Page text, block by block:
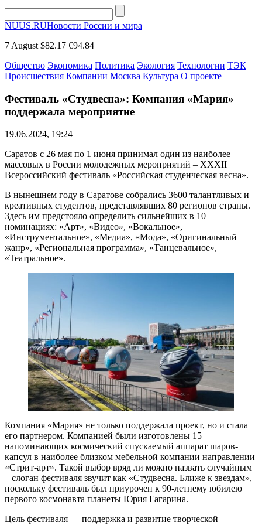
NUUS.RUНовости России и мира
7 August $82.17 €94.84
Общество Экономика Политика Экология Технологии ТЭК
Происшествия Компании Москва Культура О проекте
Фестиваль «Студвесна»: Компания «Мария»
поддержала мероприятие
19.06.2024, 19:24
Саратов с 26 мая по 1 июня принимал один из наиболее
массовых в России молодежных мероприятий – XXXII
Всероссийский фестиваль «Российская студенческая весна».
В нынешнем году в Саратове собрались 3600 талантливых и
креативных студентов, представлявших 80 регионов страны.
Здесь им предстояло определить сильнейших в 10
номинациях: «Арт», «Видео», «Вокальное»,
«Инструментальное», «Медиа», «Мода», «Оригинальный
жанр», «Региональная программа», «Танцевальное»,
«Театральное».
Компания «Мария» не только поддержала проект, но и стала
его партнером. Компанией были изготовлены 15
напоминающих космический спускаемый аппарат шаров-
капсул в наиболее близком мебельной компании направлении
«Стрит-арт». Такой выбор вряд ли можно назвать случайным
– слоган фестиваля звучит как «Студвесна. Ближе к звездам»,
поскольку фестиваль был приурочен к 90-летнему юбилею
первого космонавта планеты Юрия Гагарина.
Цель фестиваля — поддержка и развитие творческой